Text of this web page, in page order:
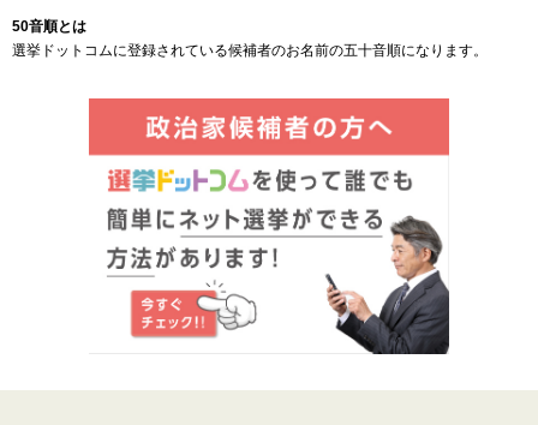
50音順とは
選挙ドットコムに登録されている候補者のお名前の五十音順になります。